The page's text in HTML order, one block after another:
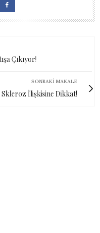
Çıkıyor!
SONRAKI MAKALE
Skleroz İlişkisine Dikkat!